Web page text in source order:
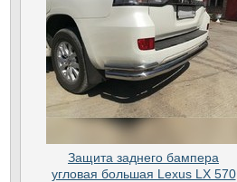
Защита заднего бампера
угловая большая Lexus LX 570